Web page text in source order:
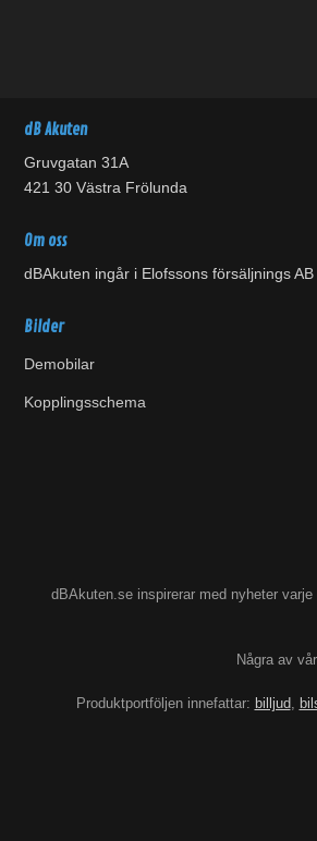
dB Akuten
Gruvgatan 31A
421 30 Västra Frölunda
Om oss
dBAkuten ingår i Elofssons försäljnings AB
Bilder
Demobilar
Kopplingsschema
dBAkuten.se inspirerar med nyheter
Några av
Produktportföljen innefattar: billjud,